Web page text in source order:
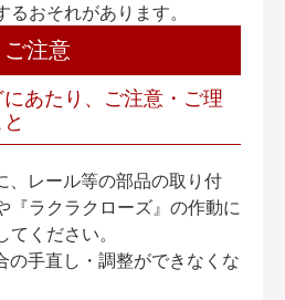
おそれがあります。
ご注意
あたり、ご注意・ご理
レール等の部品の取り付
『ラクラクローズ』の作動に
ください。
手直し・調整ができなくな